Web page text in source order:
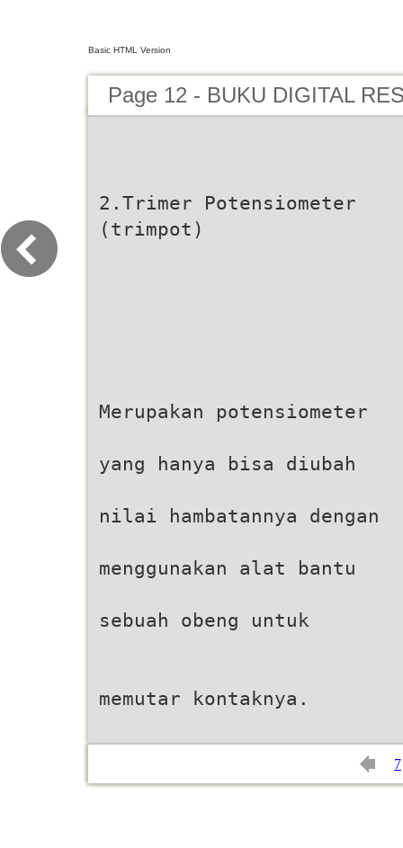
Basic HTML Version
Page 12 - BUKU DIGITAL
2.Trimer Potensiometer
(trimpot)
Merupakan potensiometer
yang hanya bisa diubah
nilai hambatannya dengan
menggunakan alat bantu
sebuah obeng untuk
memutar kontaknya.
7